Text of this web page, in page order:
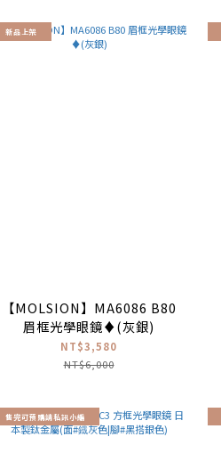
新品上架
【MOLSION】MA6086 B80
眉框光學眼鏡♦(灰銀)
NT$3,580
NT$6,000
售完可預購請私訊小編